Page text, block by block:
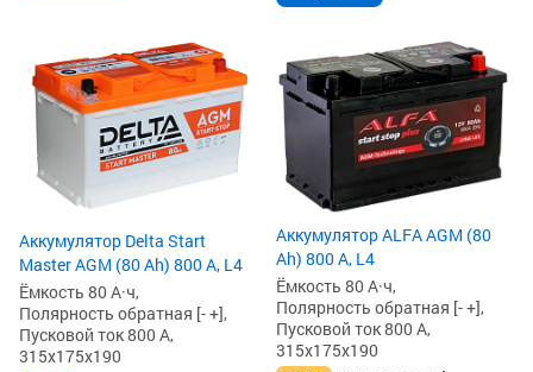
Аккумулятор Delta Start
Master AGM (80 Ah) 800 А, L4
Ёмкость 80 А·ч,
Полярность обратная [- +],
Пусковой ток 800 А,
315x175x190
Аккумулятор ALFA AGM (80
Ah) 800 А, L4
Ёмкость 80 А·ч,
Полярность обратная [- +],
Пусковой ток 800 А,
315x175x190